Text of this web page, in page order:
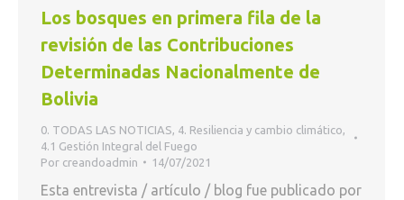
Los bosques en primera fila de la
revisión de las Contribuciones
Determinadas Nacionalmente de
Bolivia
0. TODAS LAS NOTICIAS, 4. Resiliencia y cambio climático,
4.1 Gestión Integral del Fuego
Por creandoadmin 14/07/2021
Esta entrevista / artículo / blog fue publicado por